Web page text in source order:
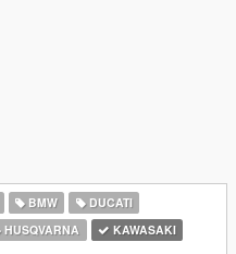
BMW
DUCATI
HUSQVARNA
KAWASAKI